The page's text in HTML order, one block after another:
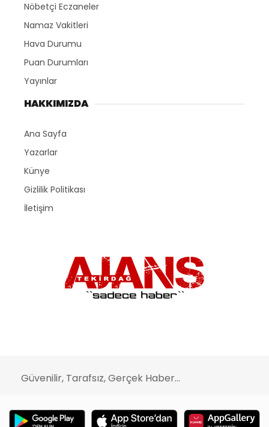
Nöbetçi Eczaneler
Namaz Vakitleri
Hava Durumu
Puan Durumları
Yayınlar
HAKKIMIZDA
Ana Sayfa
Yazarlar
Künye
Gizlilik Politikası
İletişim
Güvenilir, Tarafsız, Gerçek Haber...